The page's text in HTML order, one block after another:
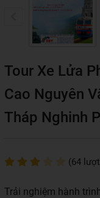
Tour Xe Lửa
Cao Nguyên
Tháp Nghinh
(64
Trải nghiệm hành